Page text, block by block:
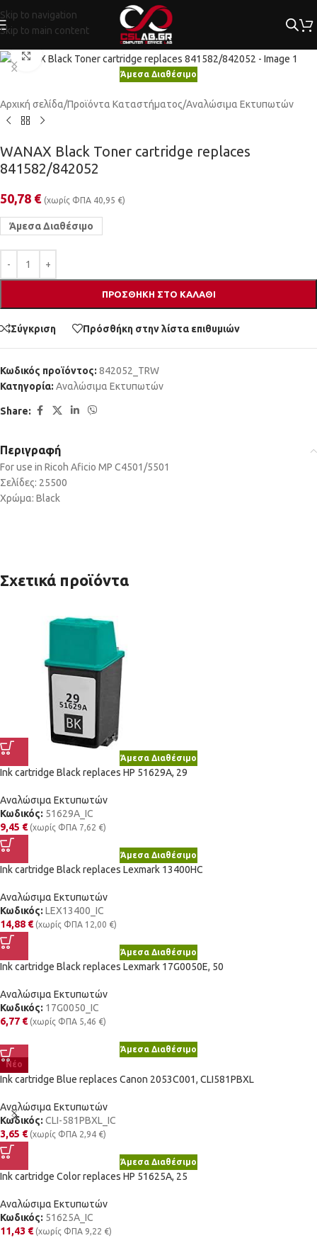
Skip to navigation
Skip to main content
Κλικ για μεγέθυνση
Άμεσα Διαθέσιμο
Αρχική σελίδα/Προϊόντα Καταστήματος/Αναλώσιμα Εκτυπωτών
WANAX Black Toner cartridge replaces
841582/842052
50,78 € (χωρίς ΦΠΑ 40,95 €)
Άμεσα Διαθέσιμο
ΠΡΟΣΘΉΚΗ ΣΤΟ ΚΑΛΆΘΙ
Σύγκριση Πρόσθήκη στην λίστα επιθυμιών
Κωδικός προϊόντος: 842052_TRW
Κατηγορία: Αναλώσιμα Εκτυπωτών
Share:
Περιγραφή
For use in Ricoh Aficio MP C4501/5501
Σελίδες: 25500
Χρώμα: Black
Σχετικά προϊόντα
Άμεσα Διαθέσιμο
Ink cartridge Black replaces HP 51629A, 29
Αναλώσιμα Εκτυπωτών
Κωδικός: 51629A_IC
9,45 € (χωρίς ΦΠΑ 7,62 €)
Άμεσα Διαθέσιμο
Ink cartridge Black replaces Lexmark 13400HC
Αναλώσιμα Εκτυπωτών
Κωδικός: LEX13400_IC
14,88 € (χωρίς ΦΠΑ 12,00 €)
Άμεσα Διαθέσιμο
Ink cartridge Black replaces Lexmark 17G0050E, 50
Αναλώσιμα Εκτυπωτών
Κωδικός: 17G0050_IC
6,77 € (χωρίς ΦΠΑ 5,46 €)
Άμεσα Διαθέσιμο
Νέο
Ink cartridge Blue replaces Canon 2053C001, CLI581PBXL
Αναλώσιμα Εκτυπωτών
Κωδικός: CLI-581PBXL_IC
3,65 € (χωρίς ΦΠΑ 2,94 €)
Άμεσα Διαθέσιμο
Ink cartridge Color replaces HP 51625A, 25
Αναλώσιμα Εκτυπωτών
Κωδικός: 51625A_IC
11,43 € (χωρίς ΦΠΑ 9,22 €)